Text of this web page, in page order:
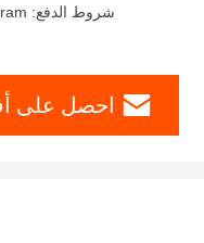
شروط الدفع: L/C، D/A، D/P، T/T، Western Union، MoneyGram
احصل على